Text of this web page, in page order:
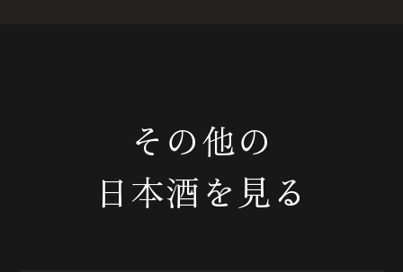
その他の
日本酒を見る